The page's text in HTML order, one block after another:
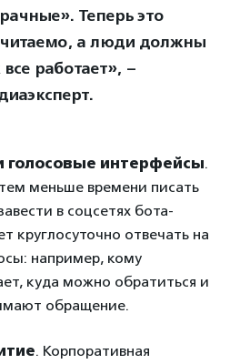
Теперь это
а люди должны
работает», –
голосовые интерфейсы.
меньше времени писать
в соцсетях бота-
круглосуточно отвечать на
например, кому
куда можно обратиться и
обращение.
. Корпоративная